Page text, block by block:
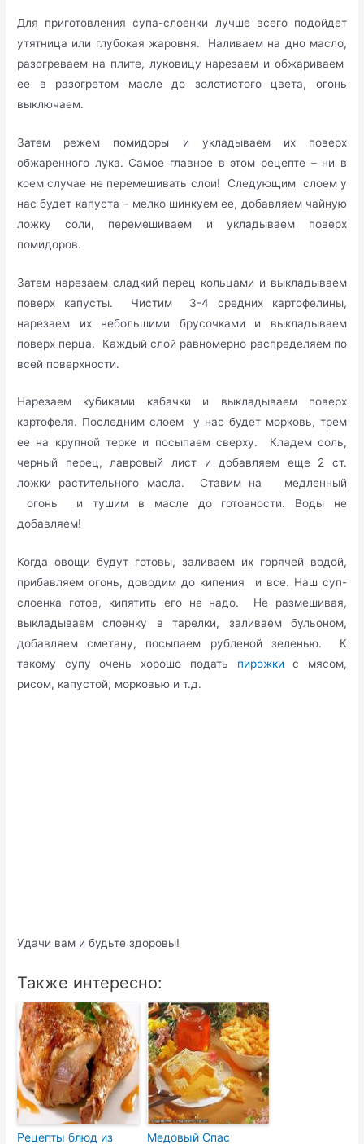
Для приготовления супа-слоенки лучше всего подойдет
утятница или глубокая жаровня. Наливаем на дно масло,
разогреваем на плите, луковицу нарезаем и обжариваем
ее в разогретом масле до золотистого цвета, огонь
выключаем.
Затем режем помидоры и укладываем их поверх
обжаренного лука. Самое главное в этом рецепте – ни в
коем случае не перемешивать слои! Следующим слоем у
нас будет капуста – мелко шинкуем ее, добавляем чайную
ложку соли, перемешиваем и укладываем поверх
помидоров.
Затем нарезаем сладкий перец кольцами и выкладываем
поверх капусты. Чистим 3-4 средних картофелины,
нарезаем их небольшими брусочками и выкладываем
поверх перца. Каждый слой равномерно распределяем по
всей поверхности.
Нарезаем кубиками кабачки и выкладываем поверх
картофеля. Последним слоем у нас будет морковь, трем
ее на крупной терке и посыпаем сверху. Кладем соль,
черный перец, лавровый лист и добавляем еще 2 ст.
ложки растительного масла. Ставим на медленный
огонь и тушим в масле до готовности. Воды не
добавляем!
Когда овощи будут готовы, заливаем их горячей водой,
прибавляем огонь, доводим до кипения и все. Наш суп-
слоенка готов, кипятить его не надо. Не размешивая,
выкладываем слоенку в тарелки, заливаем бульоном,
добавляем сметану, посыпаем рубленой зеленью. К
такому супу очень хорошо подать пирожкис мясом,
рисом, капустой, морковью и т.д.
Удачи вам и будьте здоровы!
Также интересно:
Рецепты блюд из Медовый Спас